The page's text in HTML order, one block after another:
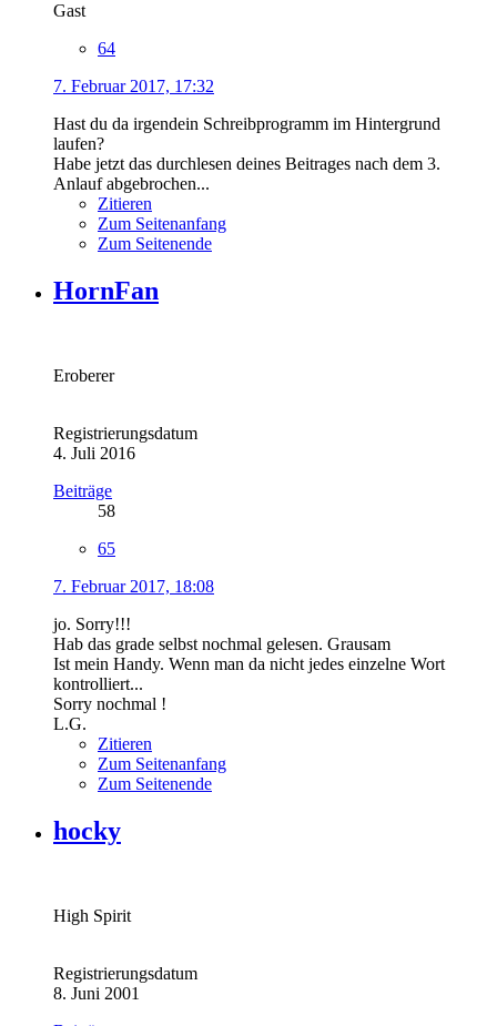
Gast
64
7. Februar 2017, 17:32
Hast du da irgendein Schreibprogramm im Hintergrund
laufen?
Habe jetzt das durchlesen deines Beitrages nach dem 3.
Anlauf abgebrochen...
Zitieren
Zum Seitenanfang
Zum Seitenende
HornFan
Eroberer
Registrierungsdatum
4. Juli 2016
Beiträge
58
65
7. Februar 2017, 18:08
jo. Sorry!!!
Hab das grade selbst nochmal gelesen. Grausam
Ist mein Handy. Wenn man da nicht jedes einzelne Wort
kontrolliert...
Sorry nochmal !
L.G.
Zitieren
Zum Seitenanfang
Zum Seitenende
hocky
High Spirit
Registrierungsdatum
8. Juni 2001